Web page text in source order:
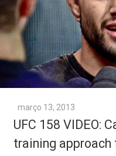
março 13, 2013
UFC 158 VIDEO:
training